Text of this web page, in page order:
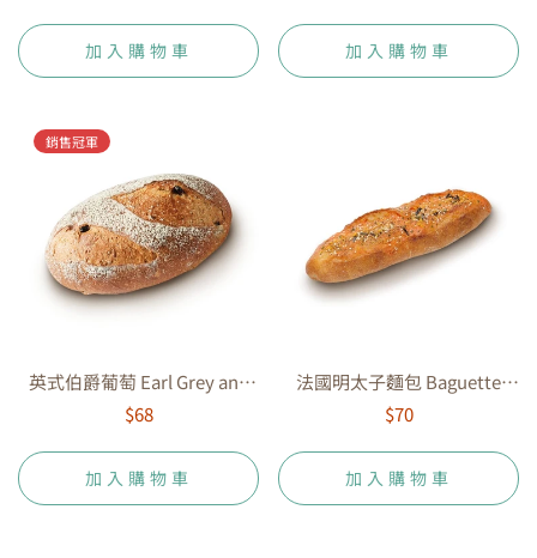
加入購物車 加入購物車
銷售冠軍
英式伯爵葡萄 Earl Grey and
Raisin
$68
加入購物車
法國明太子麵包 Baguette
with Mentaiko
$70
加入購物車